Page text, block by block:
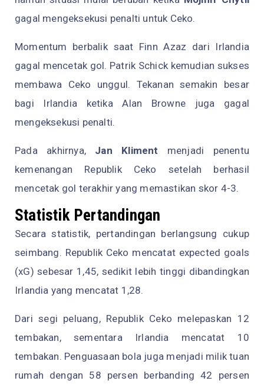
gagal mengeksekusi penalti untuk Ceko.
Momentum berbalik saat Finn Azaz dari Irlandia
gagal mencetak gol. Patrik Schick kemudian sukses
membawa Ceko unggul. Tekanan semakin besar
bagi Irlandia ketika Alan Browne juga gagal
mengeksekusi penalti.
Pada akhirnya, Jan Kliment menjadi penentu
kemenangan Republik Ceko setelah berhasil
mencetak gol terakhir yang memastikan skor 4-3.
Statistik Pertandingan
Secara statistik, pertandingan berlangsung cukup
seimbang. Republik Ceko mencatat expected goals
(xG) sebesar 1,45, sedikit lebih tinggi dibandingkan
Irlandia yang mencatat 1,28.
Dari segi peluang, Republik Ceko melepaskan 12
tembakan, sementara Irlandia mencatat 10
tembakan. Penguasaan bola juga menjadi milik tuan
rumah dengan 58 persen berbanding 42 persen